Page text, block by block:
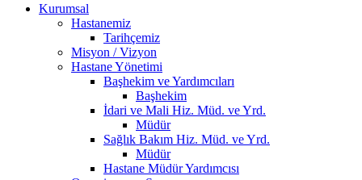
Kurumsal
Hastanemiz
Tarihçemiz
Misyon / Vizyon
Hastane Yönetimi
Başhekim ve Yardımcıları
Başhekim
İdari ve Mali Hiz. Müd. ve Yrd.
Müdür
Sağlık Bakım Hiz. Müd. ve Yrd.
Müdür
Hastane Müdür Yardımcısı